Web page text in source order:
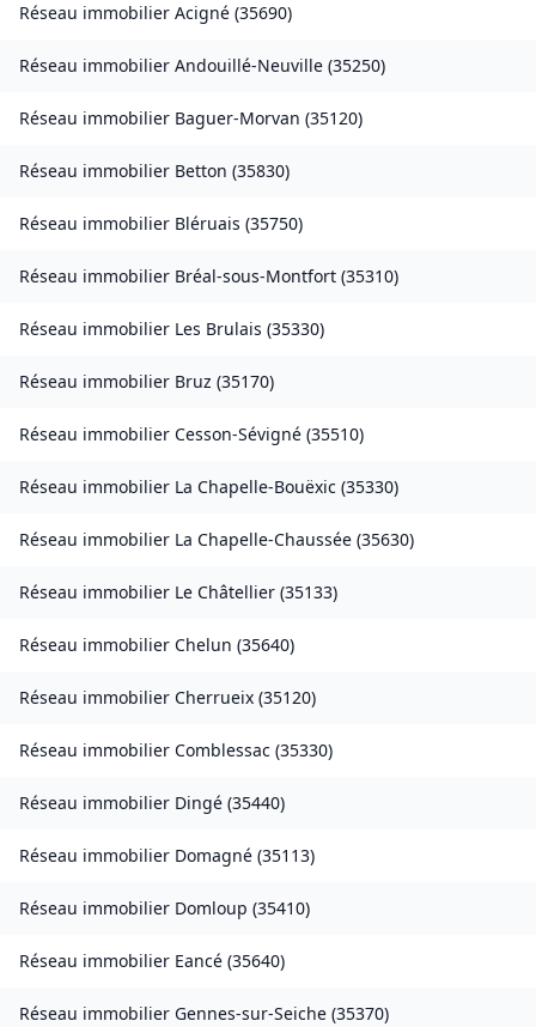
Réseau immobilier Acigné (35690)
Réseau immobilier Andouillé-Neuville (35250)
Réseau immobilier Baguer-Morvan (35120)
Réseau immobilier Betton (35830)
Réseau immobilier Bléruais (35750)
Réseau immobilier Bréal-sous-Montfort (35310)
Réseau immobilier Les Brulais (35330)
Réseau immobilier Bruz (35170)
Réseau immobilier Cesson-Sévigné (35510)
Réseau immobilier La Chapelle-Bouëxic (35330)
Réseau immobilier La Chapelle-Chaussée (35630)
Réseau immobilier Le Châtellier (35133)
Réseau immobilier Chelun (35640)
Réseau immobilier Cherrueix (35120)
Réseau immobilier Comblessac (35330)
Réseau immobilier Dingé (35440)
Réseau immobilier Domagné (35113)
Réseau immobilier Domloup (35410)
Réseau immobilier Eancé (35640)
Réseau immobilier Gennes-sur-Seiche (35370)